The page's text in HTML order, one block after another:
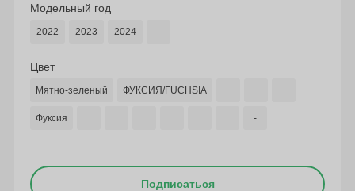
Модельный год
2022 2023 2024 -
Цвет
Мятно-зеленый ФУКСИЯ/FUCHSIA
Фуксия -
Подписаться